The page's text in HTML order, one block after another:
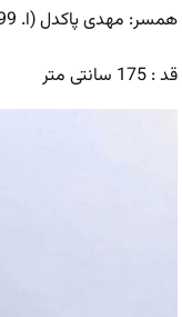
همسر: مهدی پاکدل (ا. 1399)
قد : 175 سانتی متر